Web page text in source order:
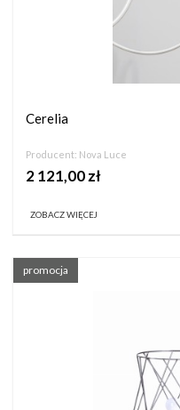
Cerelia
Producent: Nova Luce
2 121,00 zł
ZOBACZ WIĘCEJ
promocja